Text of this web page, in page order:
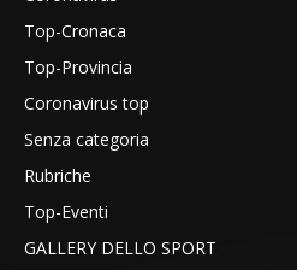
Top-Cronaca
Top-Provincia
Coronavirus top
Senza categoria
Rubriche
Top-Eventi
GALLERY DELLO SPORT